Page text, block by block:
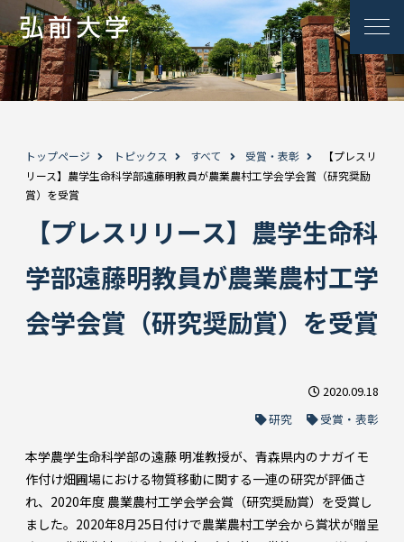
トップページ トピックス すべて 受賞・表彰
【プレスリ
リース】農学生命科学部遠藤明教員が農業農村工学会学会賞（研究奨励
賞）を受賞
【プレスリリース】農学生命科
学部遠藤明教員が農業農村工学
会学会賞（研究奨励賞）を受賞
2020.09.18
研究
受賞・表彰
本学農学生命科学部の遠藤 明准教授が、青森県内のナガイモ
作付け畑圃場における物質移動に関する一連の研究が評価さ
れ、2020年度 農業農村工学会学会賞（研究奨励賞）を受賞し
ました。2020年8月25日付けで農業農村工学会から賞状が贈呈